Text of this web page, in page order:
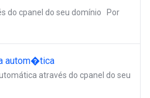
do cpanel do seu domínio Por
autom�tica
através do cpanel do seu